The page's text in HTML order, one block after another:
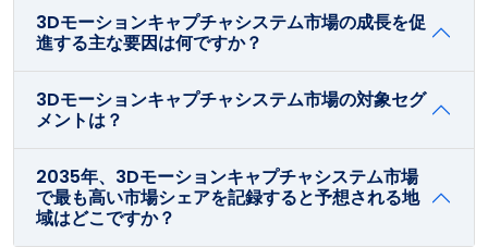
3Dモーションキャプチャシステム市場の成長を促
進する主な要因は何ですか？
3Dモーションキャプチャシステム市場の対象セグ
メントは？
2035年、3Dモーションキャプチャシステム市場
で最も高い市場シェアを記録すると予想される地
域はどこですか？